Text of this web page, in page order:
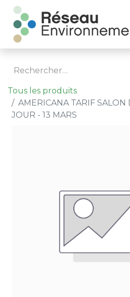
Tous les produits
AMERICANA TARIF SALON
JOUR - 13 MARS